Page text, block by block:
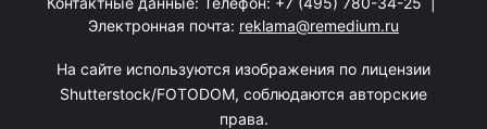
Электронная почта: reklama@remedium.ru
На сайте используются изображения по лицензии
Shutterstock/FOTODOM, соблюдаются авторские
права.